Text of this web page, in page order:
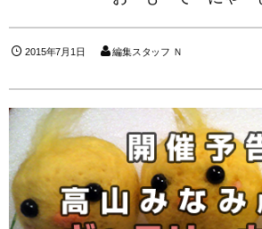
2015年7月1日 編集スタッフ Ｎ